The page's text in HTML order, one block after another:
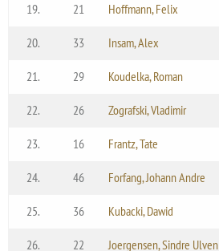
19. 21 Hoffmann, Felix
20. 33 Insam, Alex
21. 29 Koudelka, Roman
22. 26 Zografski, Vladimir
23. 16 Frantz, Tate
24. 46 Forfang, Johann Andre
25. 36 Kubacki, Dawid
26. 22 Joergensen, Sindre Ulven